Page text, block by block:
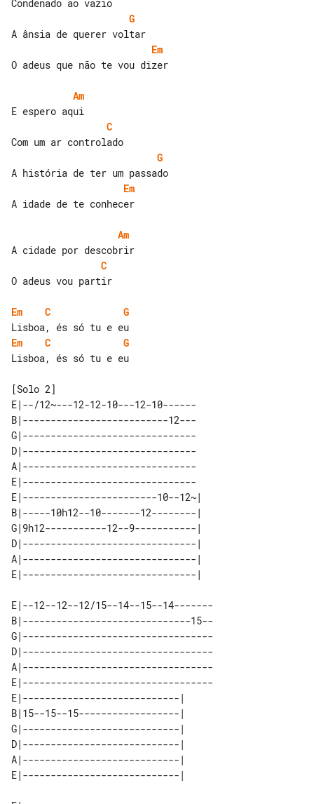
G
Em
O adeus que não te vou dizer
Am
C
G
Em
A idade de te conhecer
Am
C
O adeus vou partir
Em C
G
Em
C
G
Lisboa, és só tu e eu
E|--/12~---12-12-10---12-10------
B|--------------------------12---
G|-------------------------------
D|-------------------------------
A|-------------------------------
E|-------------------------------
E|------------------------10--12~|
B|-----10h12--10-------12--------|
G|9h12-----------12--9-----------|
D|-------------------------------|
A|-------------------------------|
E|--12--12--12/15--14--15--14-------
B|------------------------------15--
G|----------------------------------
D|----------------------------------
A|----------------------------------
E|----------------------------------
E|----------------------------|
B|15--15--15------------------|
G|----------------------------|
D|----------------------------|
A|----------------------------|